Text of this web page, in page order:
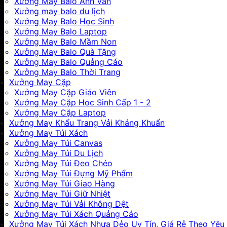
Xưởng may balo du lịch
Xưởng May Balo Học Sinh
Xưởng May Balo Laptop
Xưởng May Balo Mầm Non
Xưởng May Balo Quà Tặng
Xưởng May Balo Quảng Cáo
Xưởng May Balo Thời Trang
Xưởng May Cặp
Xưởng May Cặp Giáo Viên
Xưởng May Cặp Học Sinh Cấp 1 - 2
Xưởng May Cặp Laptop
Xưởng May Khẩu Trang Vải Kháng Khuẩn
Xưởng May Túi Xách
Xưởng May Túi Canvas
Xưởng May Túi Du Lịch
Xưởng May Túi Đeo Chéo
Xưởng May Túi Đựng Mỹ Phẩm
Xưởng May Túi Giao Hàng
Xưởng May Túi Giữ Nhiệt
Xưởng May Túi Vải Không Dệt
Xưởng May Túi Xách Quảng Cáo
Xưởng May Túi Xách Nhựa Dẻo Uy Tín, Giá Rẻ Theo Yêu